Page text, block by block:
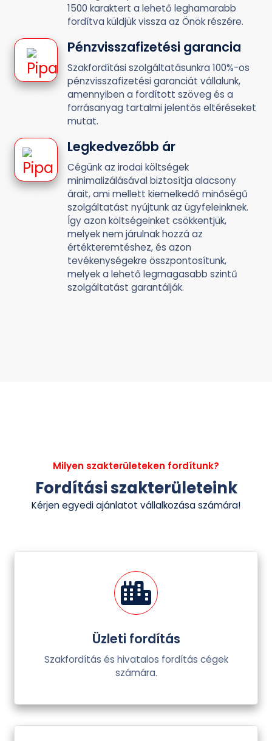
1500 karaktert a lehető leghamarabb
fordítva küldjük vissza az Önök részére.
Pénzvisszafizetési garancia
Szakfordítási szolgáltatásunkra 100%-os
pénzvisszafizetési garanciát vállalunk,
amennyiben a fordított szöveg és a
forrásanyag tartalmi jelentős eltéréseket
mutat.
Legkedvezőbb ár
Cégünk az irodai költségek
minimalizálásával biztosítja alacsony
árait, ami mellett kiemelkedő minőségű
szolgáltatást nyújtunk az ügyfeleinknek.
Így azon költségeinket csökkentjük,
melyek nem járulnak hozzá az
értékteremtéshez, és azon
tevékenységekre összpontosítunk,
melyek a lehető legmagasabb szintű
szolgáltatást garantálják.
Milyen szakterületeken fordítunk?
Fordítási szakterületeink
Kérjen egyedi ajánlatot vállalkozása számára!
Üzleti fordítás
Szakfordítás és hivatalos fordítás cégek
számára.